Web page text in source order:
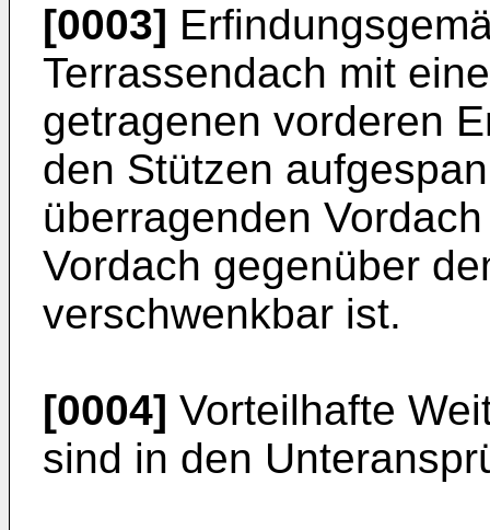
[0003]
Terrassendach mit
getragenen vorderen
den Stützen
überragenden
Vordach gegenüber
verschwenkbar ist.
[0004] Vorteilhafte
sind in den